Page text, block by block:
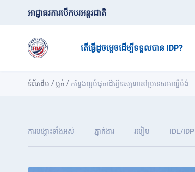
អាជ្ញាធរការបើកបរអន្តរជាតិ
តើធ្វើដូចម្តេចដើម្បីទទួលបាន IDP?
ទំព័រដើម /ប្លក់ / កន្លែងល្អបំផុតដើម្បីទស្សនានៅប្រទេសអាល្លឺម៉ង់
ការបង្ហោះទាំងអស់ ភ្នាក់ងារ របៀប IDL/IDP